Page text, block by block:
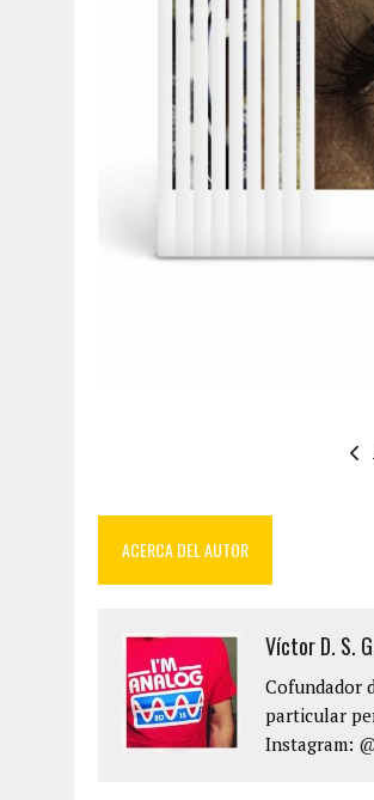
ACERCA DEL AUTOR
Víctor D. S.
Cofundador
particular
Instagram: